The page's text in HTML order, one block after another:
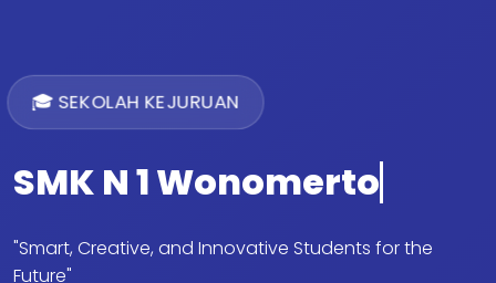
🎓 SEKOLAH KEJURUAN
SMK N 1 Wonomerto
"Smart, Creative, and Innovative Students for the
Future"